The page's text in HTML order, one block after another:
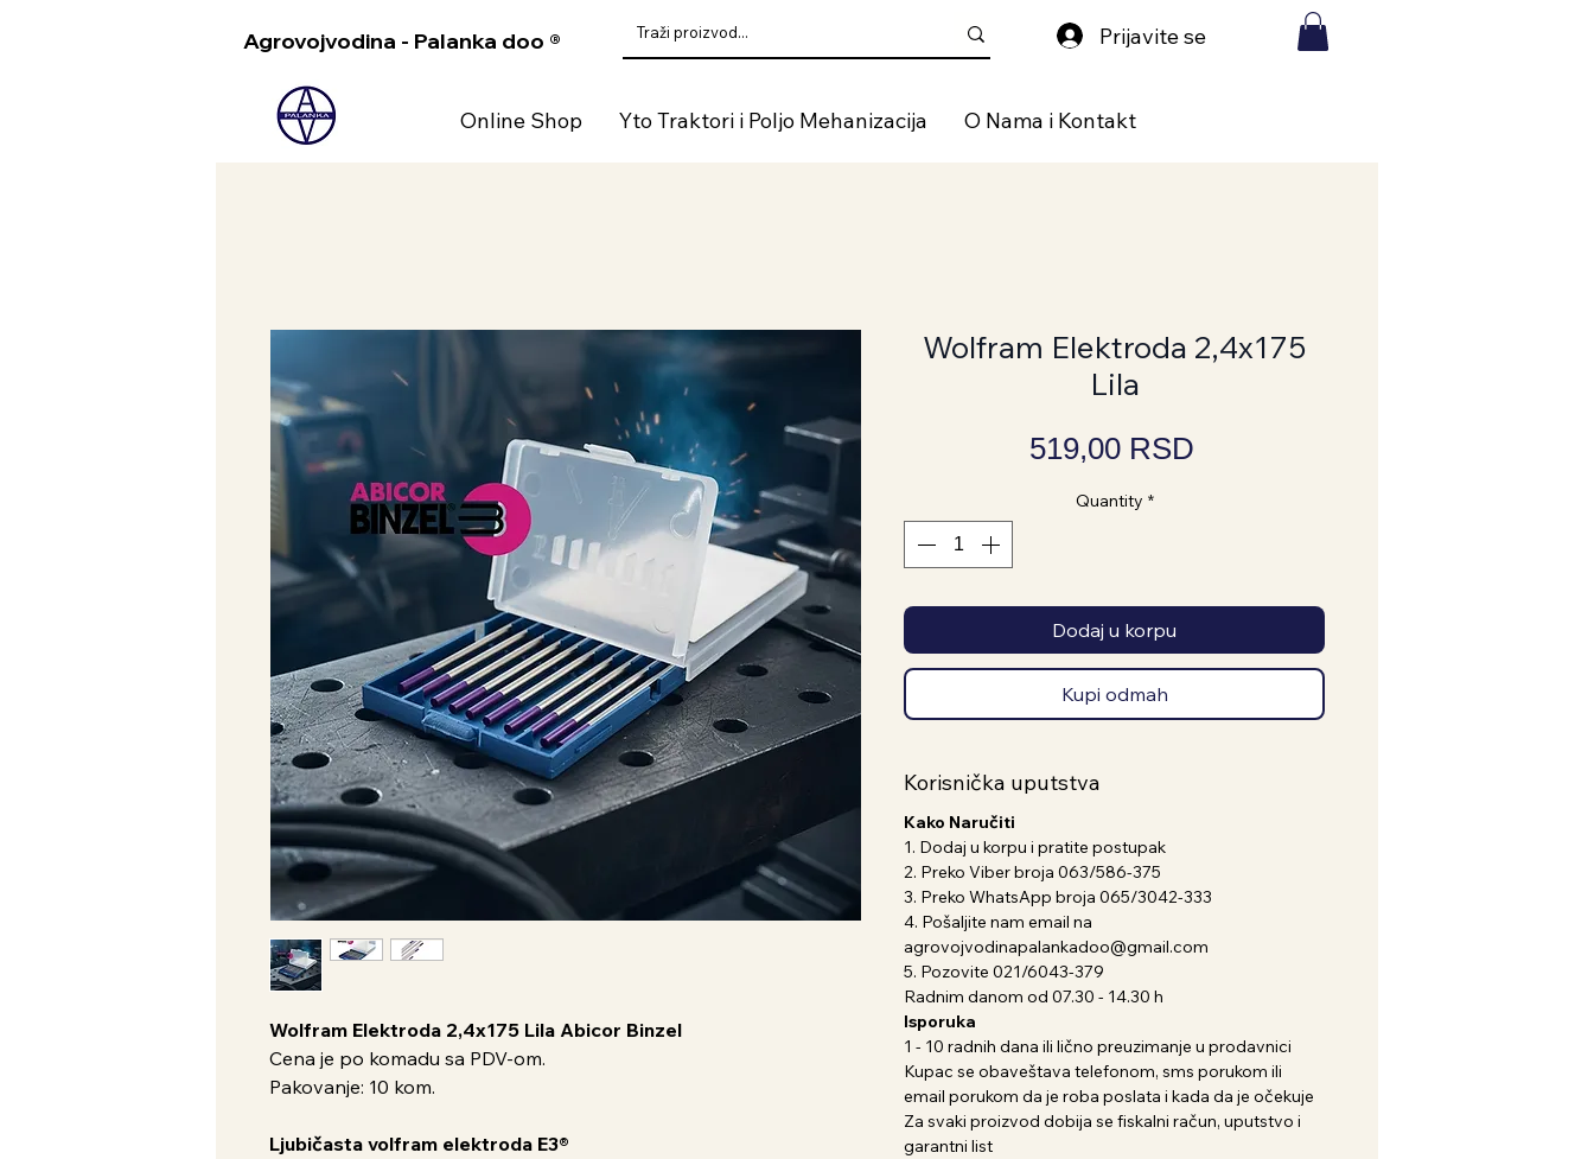
Agrovojvodina - Palanka doo ® Prijavite se
Online Shop Yto Traktori i Poljo Mehanizacija O Nama i Kontakt
Wolfram Elektroda 2,4x175 Lila Abicor Binzel
Cena je po komadu sa PDV-om.
Pakovanje: 10 kom.
Ljubičasta volfram elektroda E3®
Wolfram Elektroda 2,4x175
Lila
519,00 RSDPrice
Quantity *
Dodaj u korpu
Kupi odmah
Korisnička uputstva
Kako Naručiti
1. Dodaj u korpu i pratite postupak
2. Preko Viber broja 063/586-375
3. Preko WhatsApp broja 065/3042-333
4. Pošaljite nam email na
agrovojvodinapalankadoo@gmail.com
5. Pozovite 021/6043-379
Radnim danom od 07.30 - 14.30 h
Isporuka
1 - 10 radnih dana ili lično preuzimanje u prodavnici
Kupac se obaveštava telefonom, sms porukom ili
email porukom da je roba poslata i kada da je očekuje
Za svaki proizvod dobija se fiskalni račun, uputstvo i
garantni list